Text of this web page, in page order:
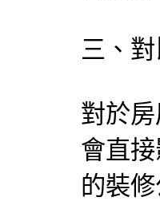
三、
對於
會直
的裝